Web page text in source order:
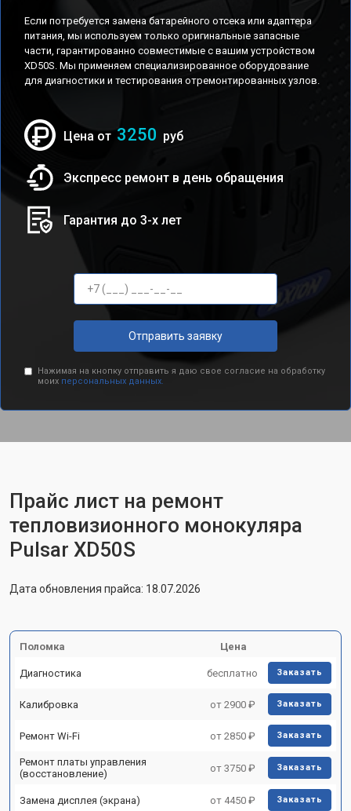
Если потребуется замена батарейного отсека или адаптера
питания, мы используем только оригинальные запасные
части, гарантированно совместимые с вашим устройством
XD50S. Мы применяем специализированное оборудование
для диагностики и тестирования отремонтированных узлов.
Цена от 3250 руб
Экспресс ремонт в день обращения
Гарантия до 3-х лет
Отправить заявку
Нажимая на кнопку отправить я даю свое согласие на обработку
моих персональных данных.
Прайс лист на ремонт
тепловизионного монокуляра
Pulsar XD50S
Дата обновления прайса: 18.07.2026
Поломка Цена
Диагностика бесплатно Заказать
Калибровка от 2900 ₽ Заказать
Ремонт Wi-Fi от 2850 ₽ Заказать
Ремонт платы управления
(восстановление)
от 3750 ₽ Заказать
Замена дисплея (экрана) от 4450 ₽ Заказать